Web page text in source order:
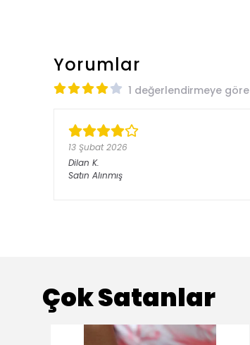
Yorumlar
1 değerlendirmeye göre
13 Şubat 2026
Dilan K.
Satın Alınmış
Çok Satanlar